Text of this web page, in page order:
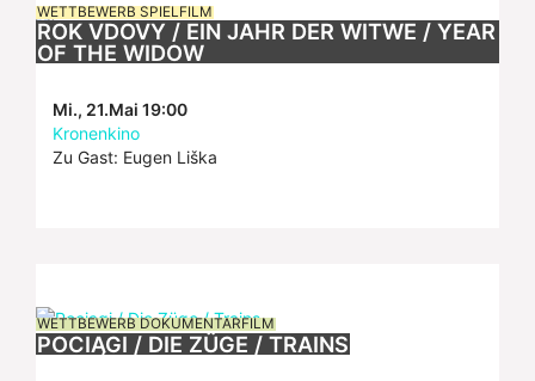
WETTBEWERB SPIELFILM
ROK VDOVY / EIN JAHR DER WITWE / YEAR
OF THE WIDOW
Mi., 21.Mai 19:00
Kronenkino
Zu Gast: Eugen Liška
WETTBEWERB DOKUMENTARFILM
POCIĄGI / DIE ZÜGE / TRAINS